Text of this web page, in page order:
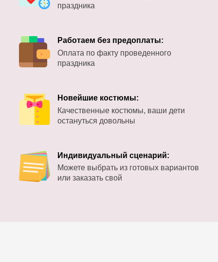
праздника
Работаем без предоплаты:
Оплата по факту проведенного
праздника
Новейшие костюмы:
Качественные костюмы, ваши дети
остануться довольны
Индивидуальный сценарий:
Можете выбрать из готовых вариантов
или заказать свой